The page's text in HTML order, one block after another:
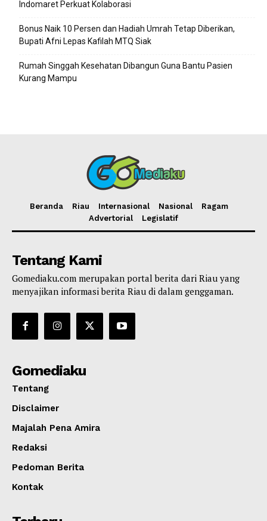
Indomaret Perkuat Kolaborasi
Bonus Naik 10 Persen dan Hadiah Umrah Tetap Diberikan,
Bupati Afni Lepas Kafilah MTQ Siak
Rumah Singgah Kesehatan Dibangun Guna Bantu Pasien
Kurang Mampu
Beranda Riau Internasional Nasional
Ragam
Advertorial
Legislatif
Tentang Kami
Gomediaku.com merupakan portal berita dari Riau yang
menyajikan informasi berita Riau di dalam genggaman.
Gomediaku
Tentang
Disclaimer
Majalah Pena Amira
Redaksi
Pedoman Berita
Kontak